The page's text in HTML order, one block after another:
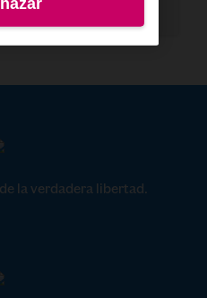
la verdadera libertad.